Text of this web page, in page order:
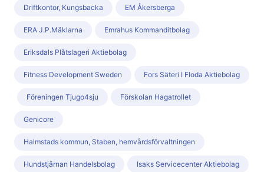
Driftkontor, Kungsbacka EM Åkersberga
ERA J.P.Mäklarna Emrahus Kommanditbolag
Eriksdals Plåtslageri Aktiebolag
Fitness Development Sweden Fors Säteri I Floda Aktiebolag
Föreningen Tjugo4sju Förskolan Hagatrollet
Genicore
Halmstads kommun, Staben, hemvårdsförvaltningen
Hundstjärnan Handelsbolag Isaks Servicecenter Aktiebolag